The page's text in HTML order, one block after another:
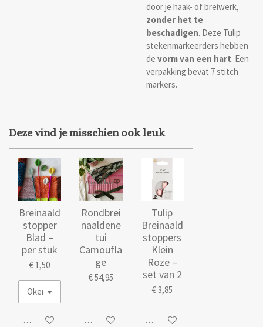
door je haak- of breiwerk,
zonder het te
beschadigen. Deze Tulip
stekenmarkeerders hebben
de vorm van een hart. Een
verpakking bevat 7 stitch
markers.
Deze vind je misschien ook leuk
Breinaald
stopper
Blad –
per stuk
€ 1,50
In winkelwagen
Rondbrei
naaldene
tui
Camoufla
ge
€ 54,95
In winkelwagen
Tulip
Breinaald
stoppers
Klein
Roze –
set van 2
€ 3,85
In winkelwagen